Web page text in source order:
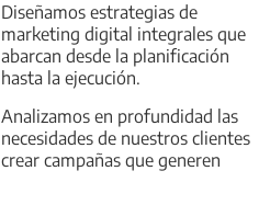
Diseñamos estrategias de
marketing digital integrales que
abarcan desde la planificación
hasta la ejecución.
Analizamos en profundidad las
necesidades de nuestros clientes
campañas que generen